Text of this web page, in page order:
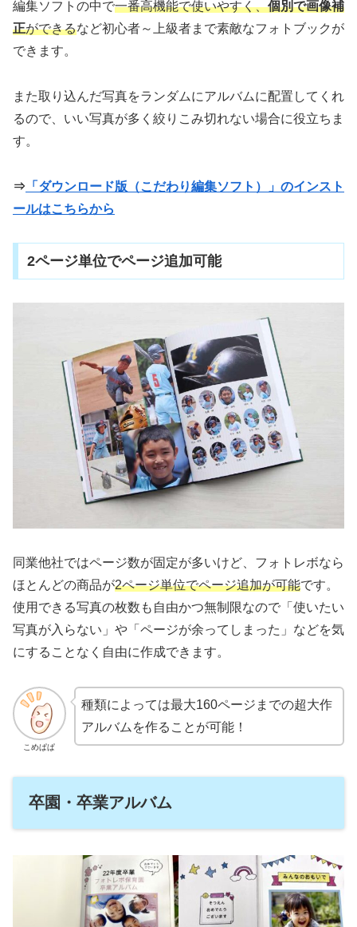
編集ソフトの中で一番高機能で使いやすく、個別で画像補
正ができるなど初心者～上級者まで素敵なフォトブックが
できます。
また取り込んだ写真をランダムにアルバムに配置してくれ
るので、いい写真が多く絞りこみ切れない場合に役立ちま
す。
⇒ 「ダウンロード版（こだわり編集ソフト）」のインスト
ールはこちらから
2ページ単位でページ追加可能
同業他社ではページ数が固定が多いけど、フォトレボなら
ほとんどの商品が2ページ単位でページ追加が可能です。
使用できる写真の枚数も自由かつ無制限なので「使いたい
写真が入らない」や「ページが余ってしまった」などを気
にすることなく自由に作成できます。
こめぱぱ
種類によっては最大160ページまでの超大作
アルバムを作ることが可能！
卒園・卒業アルバム